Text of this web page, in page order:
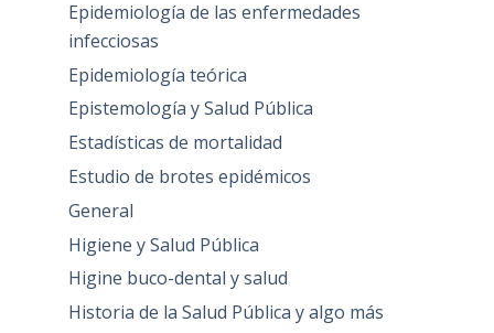
Epidemiología de las enfermedades
infecciosas
Epidemiología teórica
Epistemología y Salud Pública
Estadísticas de mortalidad
Estudio de brotes epidémicos
General
Higiene y Salud Pública
Higine buco-dental y salud
Historia de la Salud Pública y algo más